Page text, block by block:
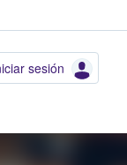
sesión